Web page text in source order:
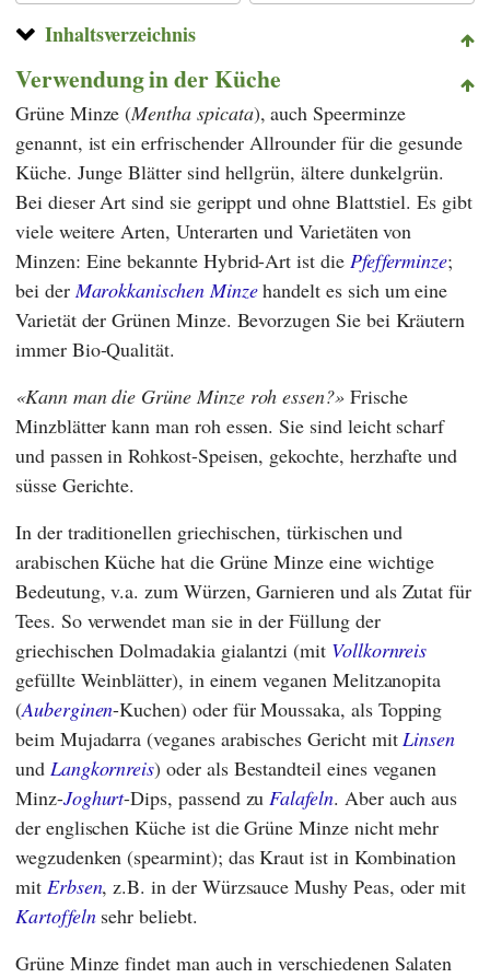
Inhaltsverzeichnis
Verwendung in der Küche
Grüne Minze (Mentha spicata), auch Speerminze
genannt, ist ein erfrischender Allrounder für die gesunde
Küche. Junge Blätter sind hellgrün, ältere dunkelgrün.
Bei dieser Art sind sie gerippt und ohne Blattstiel. Es gibt
viele weitere Arten, Unterarten und Varietäten von
Minzen: Eine bekannte Hybrid-Art ist die Pfefferminze;
bei derMarokkanischen Minzehandelt es sich um eine
Varietät der Grünen Minze. Bevorzugen Sie bei Kräutern
immer Bio-Qualität.
Kann man die Grüne Minze roh essen? Frische
Minzblätter kann man roh essen. Sie sind leicht scharf
und passen in Rohkost-Speisen, gekochte, herzhafte und
süsse Gerichte.
In der traditionellen griechischen, türkischen und
arabischen Küche hat die Grüne Minze eine wichtige
Bedeutung, v.a. zum Würzen, Garnieren und als Zutat für
Tees. So verwendet man sie in der Füllung der
griechischen Dolmadakia gialantzi (mit Vollkornreis
gefüllte Weinblätter), in einem veganen Melitzanopita
(Auberginen-Kuchen) oder für Moussaka, als Topping
beim Mujadarra (veganes arabisches Gericht mitLinsen
und Langkornreis) oder als Bestandteil eines veganen
Minz-Joghurt-Dips, passend zuFalafeln. Aber auch aus
der englischen Küche ist die Grüne Minze nicht mehr
wegzudenken (spearmint); das Kraut ist in Kombination
mit Erbsen, z.B. in der Würzsauce Mushy Peas, oder mit
Kartoffelnsehr beliebt.
Grüne Minze findet man auch in verschiedenen Salaten